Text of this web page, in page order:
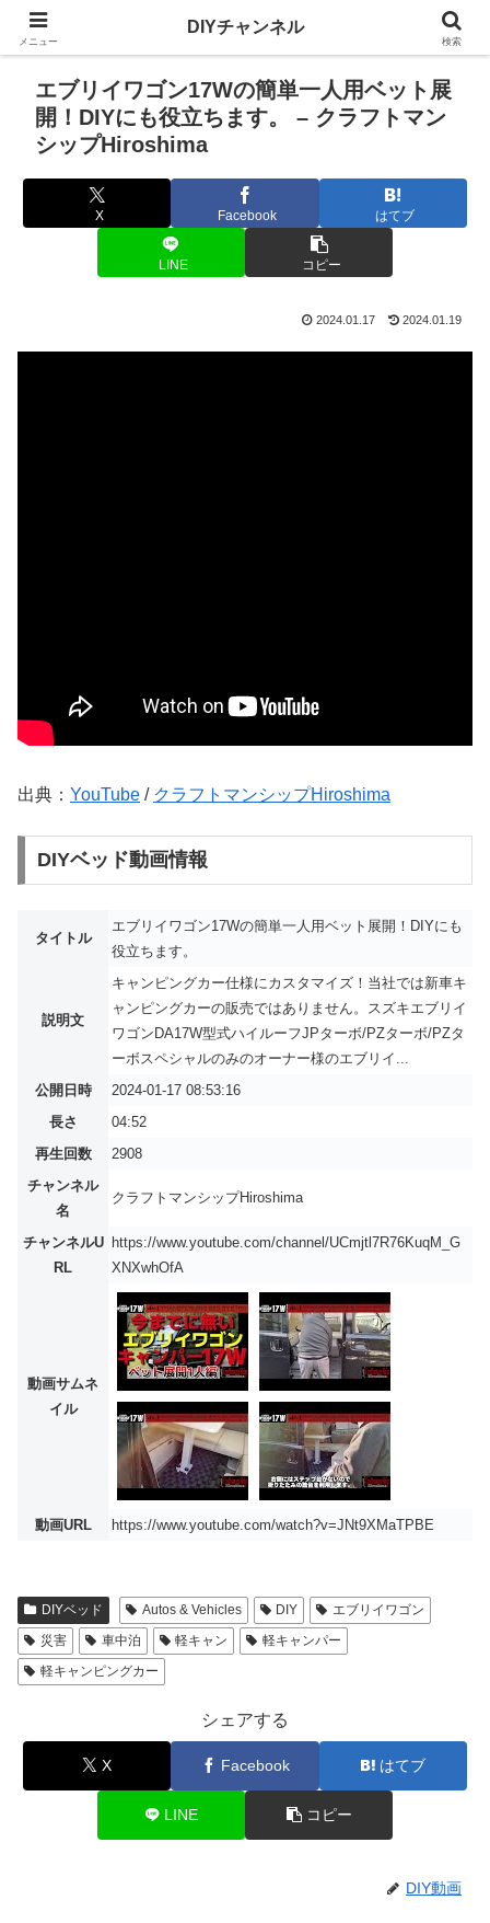
エブリイワゴン17Wの簡単一人用ベット展
開！DIYにも役立ちます。 – クラフトマン
シップHiroshima
X Facebook はてブ
LINE コピー
2024.01.17 2024.01.19
出典： YouTube / クラフトマンシップHiroshima
DIYベッド動画情報
タイトル
エブリイワゴン17Wの簡単一人用ベット展開！DIYにも
役立ちます。
説明文
キャンピングカー仕様にカスタマイズ！当社では新車キ
ャンピングカーの販売ではありません。スズキエブリイ
ワゴンDA17W型式ハイルーフJPターボ/PZターボ/PZタ
ーボスペシャルのみのオーナー様のエブリイ...
公開日時
2024-01-17 08:53:16
長さ
04:52
再生回数
2908
チャンネル
名
クラフトマンシップHiroshima
チャンネルU
RL
https://www.youtube.com/channel/UCmjtl7R76KuqM_G
XNXwhOfA
動画サムネ
イル
動画URL https://www.youtube.com/watch?v=JNt9XMaTPBE
DIYベッド Autos & Vehicles DIY
エブリイワゴン
災害
車中泊 軽キャン
軽キャンパー
軽キャンピングカー
シェアする
X Facebook はてブ
LINE コピー
DIY動画
メニュー
DIYチャンネル
検索